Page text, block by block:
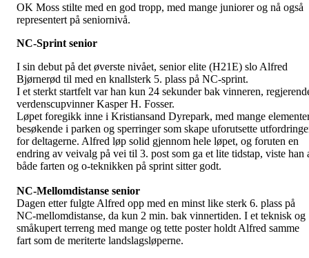
OK Moss stilte med en god tropp, med mange juniorer og nå også
representert på seniornivå.
NC-Sprint senior
I sin debut på det øverste nivået, senior elite (H21E) slo Alfred
Bjørnerød til med en knallsterk 5. plass på NC-sprint.
I et sterkt startfelt var han kun 24 sekunder bak vinneren,
verdenscupvinner Kasper H. Fosser.
Løpet foregikk inne i Kristiansand Dyrepark, med mange
besøkende i parken og sperringer som skape uforutsette
for deltagerne. Alfred løp solid gjennom hele løpet, og foruten en
endring av veivalg på vei til 3. post som ga et lite tidstap, viste han
både farten og o-teknikken på sprint sitter godt.
NC-Mellomdistanse senior
Dagen etter fulgte Alfred opp med en minst like sterk 6. plass på
NC-mellomdistanse, da kun 2 min. bak vinnertiden. I et teknisk og
småkupert terreng med mange og tette poster holdt Alfred samme
fart som de meriterte landslagsløperne.